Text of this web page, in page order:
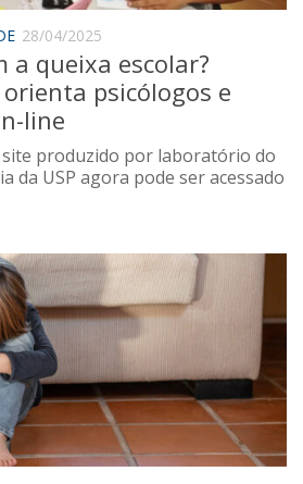
28/04/2025
a queixa escolar?
orienta psicólogos e
line
produzido por laboratório do
da USP agora pode ser acessado